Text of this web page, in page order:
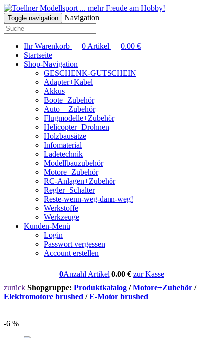
... mehr Freude am Hobby!
Toggle navigation Navigation
Ihr Warenkorb 0 Artikel 0.00 €
Startseite
Shop-Navigation
GESCHENK-GUTSCHEIN
Adapter+Kabel
Akkus
Boote+Zubehör
Auto + Zubehör
Flugmodelle+Zubehör
Helicopter+Drohnen
Holzbausätze
Infomaterial
Ladetechnik
Modellbauzubehör
Motore+Zubehör
RC-Anlagen+Zubehör
Regler+Schalter
Reste-wenn-weg-dann-weg!
Werkstoffe
Werkzeuge
Kunden-Menü
Login
Passwort vergessen
Account erstellen
0Anzahl Artikel 0.00€ zur Kasse
zurück Shopgruppe: Produktkatalog /Motore+Zubehör /
Elektromotore brushed /E-Motor brushed
-6 %